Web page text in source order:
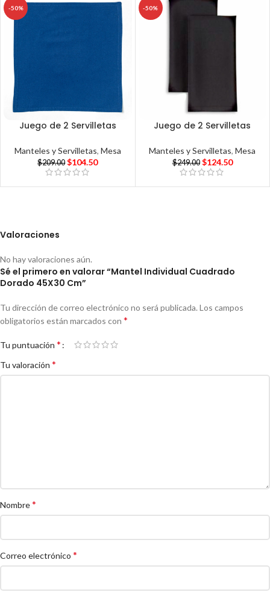
-50%
Juego de 2 Servilletas
Manteles y Servilletas, Mesa
$209.00 $104.50
-50%
Juego de 2 Servilletas
Manteles y Servilletas,Mesa
$249.00 $124.50
Valoraciones
No hay valoraciones aún.
Sé el primero en valorar “Mantel Individual Cuadrado
Dorado 45X30 Cm”
Tu dirección de correo electrónico no será publicada. Los campos
obligatorios están marcados con *
Tu puntuación *
Tu valoración *
Nombre*
Correo electrónico *